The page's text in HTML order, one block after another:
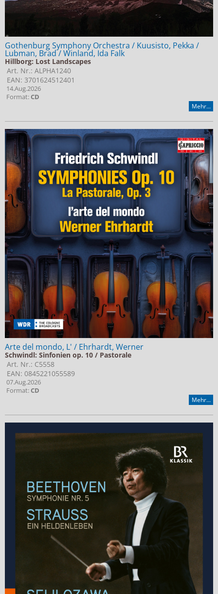
Gothenburg Symphony Orchestra / Kuusisto, Pekka /
Lubman, Brad / Winland, Ida Falk
Hillborg: Lost Landscapes
Art. Nr.: ALPHA1240
EAN: 3701624512401
14.Aug.2026
Format:CD
Mehr...
Arte del mondo, L' / Ehrhardt, Werner
Schwindl: Sinfonien op. 10 / Pastorale
Art. Nr.: C5558
EAN: 0845221055589
07.Aug.2026
Format:CD
Mehr...